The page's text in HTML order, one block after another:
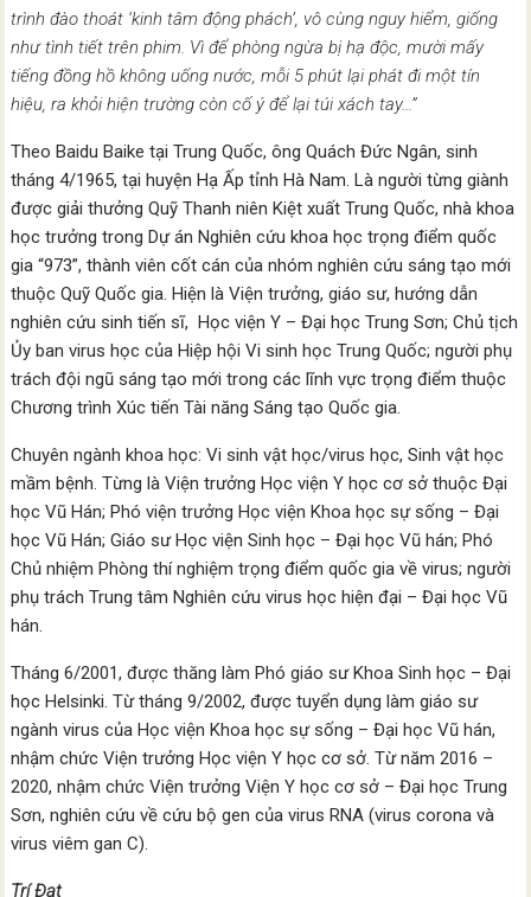
trình đào thoát ‘kinh tâm động phách’, vô cùng nguy hiểm, giống
như tình tiết trên phim. Vì để phòng ngừa bị hạ độc, mười mấy
tiếng đồng hồ không uống nước, mỗi 5 phút lại phát đi một tín
hiệu, ra khỏi hiện trường còn cố ý để lại túi xách tay…”
Theo Baidu Baike tại Trung Quốc, ông Quách Đức Ngân, sinh
tháng 4/1965, tại huyện Hạ Ấp tỉnh Hà Nam. Là người từng giành
được giải thưởng Quỹ Thanh niên Kiệt xuất Trung Quốc, nhà khoa
học trưởng trong Dự án Nghiên cứu khoa học trọng điểm quốc
gia “973”, thành viên cốt cán của nhóm nghiên cứu sáng tạo mới
thuộc Quỹ Quốc gia. Hiện là Viện trưởng, giáo sư, hướng dẫn
nghiên cứu sinh tiến sĩ, Học viện Y – Đại học Trung Sơn; Chủ tịch
Ủy ban virus học của Hiệp hội Vi sinh học Trung Quốc; người phụ
trách đội ngũ sáng tạo mới trong các lĩnh vực trọng điểm thuộc
Chương trình Xúc tiến Tài năng Sáng tạo Quốc gia.
Chuyên ngành khoa học: Vi sinh vật học/virus học, Sinh vật học
mầm bệnh. Từng là Viện trưởng Học viện Y học cơ sở thuộc Đại
học Vũ Hán; Phó viện trưởng Học viện Khoa học sự sống – Đại
học Vũ Hán; Giáo sư Học viện Sinh học – Đại học Vũ hán; Phó
Chủ nhiệm Phòng thí nghiệm trọng điểm quốc gia về virus; người
phụ trách Trung tâm Nghiên cứu virus học hiện đại – Đại học Vũ
hán.
Tháng 6/2001, được thăng làm Phó giáo sư Khoa Sinh học – Đại
học Helsinki. Từ tháng 9/2002, được tuyển dụng làm giáo sư
ngành virus của Học viện Khoa học sự sống – Đại học Vũ hán,
nhậm chức Viện trưởng Học viện Y học cơ sở. Từ năm 2016 –
2020, nhậm chức Viện trưởng Viện Y học cơ sở – Đại học Trung
Sơn, nghiên cứu về cứu bộ gen của virus RNA (virus corona và
virus viêm gan C).
Trí Đạt